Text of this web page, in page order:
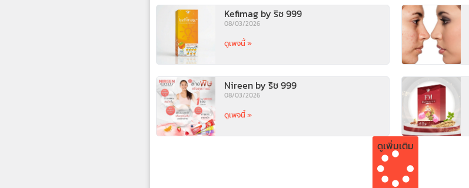
Kefimag by ริช 999
08/03/2026
ดูเพจนี้ »
Nireen by ริช 999
08/03/2026
ดูเพจนี้ »
ดูเพิ่มเติม